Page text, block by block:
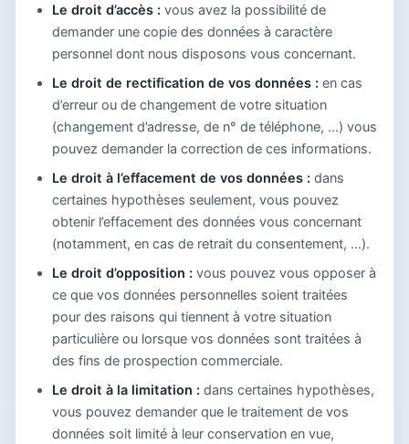
Le droit d’accès : vous avez la possibilité de
demander une copie des données à caractère
personnel dont nous disposons vous concernant.
Le droit de rectification de vos données : en cas
d’erreur ou de changement de votre situation
(changement d’adresse, de n° de téléphone, …) vous
pouvez demander la correction de ces informations.
Le droit à l’effacement de vos données : dans
certaines hypothèses seulement, vous pouvez
obtenir l’effacement des données vous concernant
(notamment, en cas de retrait du consentement, …).
Le droit d’opposition : vous pouvez vous opposer à
ce que vos données personnelles soient traitées
pour des raisons qui tiennent à votre situation
particulière ou lorsque vos données sont traitées à
des fins de prospection commerciale.
Le droit à la limitation : dans certaines hypothèses,
vous pouvez demander que le traitement de vos
données soit limité à leur conservation en vue,